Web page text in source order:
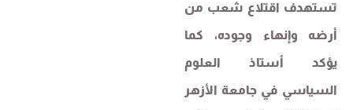
تستهدف اقتلاع شعب من
أرضه وإنهاء وجوده، كما
يؤكد أستاذ العلوم
السياسي في جامعة الأزهر